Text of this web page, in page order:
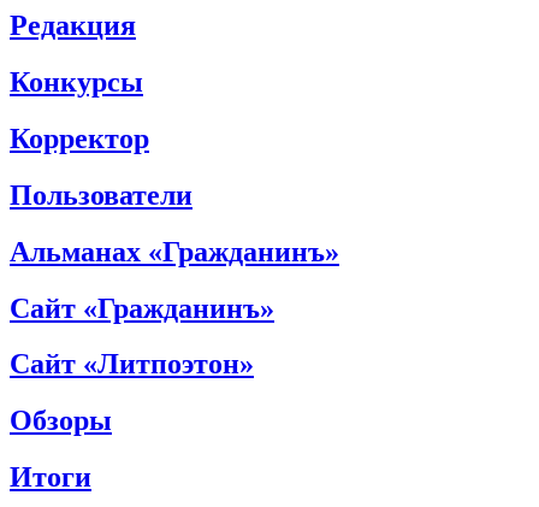
Редакция
Конкурсы
Корректор
Пользователи
Альманах «Гражданинъ»
Сайт «Гражданинъ»
Сайт «Литпоэтон»
Обзоры
Итоги